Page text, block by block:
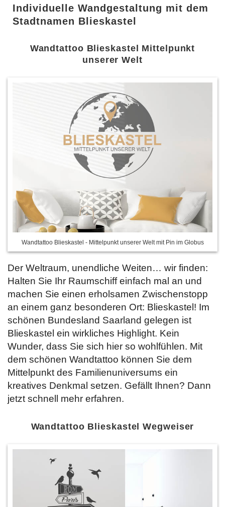
Individuelle Wandgestaltung mit dem
Stadtnamen Blieskastel
Wandtattoo Blieskastel Mittelpunkt
unserer Welt
Wandtattoo Blieskastel - Mittelpunkt unserer Welt mit Pin im Globus
Der Weltraum, unendliche Weiten… wir finden:
Halten Sie Ihr Raumschiff einfach mal an und
machen Sie einen erholsamen Zwischenstopp
an einem ganz besonderen Ort: Blieskastel! Im
schönen Bundesland Saarland gelegen ist
Blieskastel ein wirkliches Highlight. Kein
Wunder, dass Sie sich hier so wohlfühlen. Mit
dem schönen Wandtattoo können Sie dem
Mittelpunkt des Familienuniversums ein
kreatives Denkmal setzen. Gefällt Ihnen? Dann
jetzt schnell mehr erfahren.
Wandtattoo Blieskastel Wegweiser